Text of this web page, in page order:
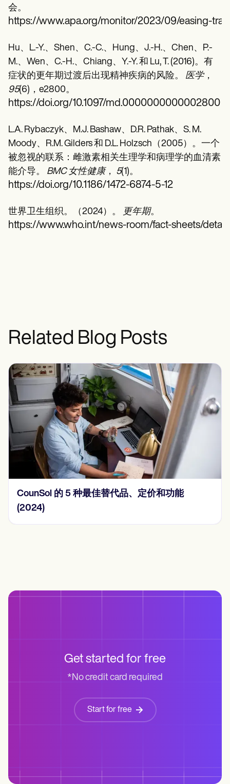
会。
https://www.apa.org/monitor/2023/09/easing-
Hu、L.-Y.、Shen、C.-C.、Hung、J.-H.、Chen、P.-
M.、Wen、C.-H.、Chiang、Y.-Y. 和 Lu, T. (2016)。有
症状的更年期过渡后出现精神疾病的风险。 医学，
95(6)，e2800。
https://doi.org/10.1097/md.0000000000002800
L.A. Rybaczyk、M.J. Bashaw、D.R. Pathak、S. M.
Moody、R.M. Gilders 和 D.L. Holzsch（2005）。一个
被忽视的联系：雌激素相关生理学和病理学的血清素
能介导。 BMC 女性健康， 5(1)。
https://doi.org/10.1186/1472-6874-5-12
世界卫生组织。（2024）。 更年期。
https://www.who.int/news-room/fact-sheets/
Related Blog Posts
CounSol 的 5 种最佳替代品、定价和功能
(2024)
Get started for free
*No credit card required
Start for free